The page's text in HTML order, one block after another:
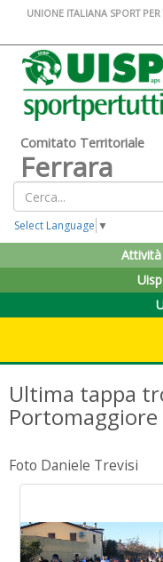
UNIONE ITALIANA SPORT PER
Comitato Territoriale
Ferrara
Select Language ▼
Ultima tappa
Portomaggiore
Foto Daniele Trevisi